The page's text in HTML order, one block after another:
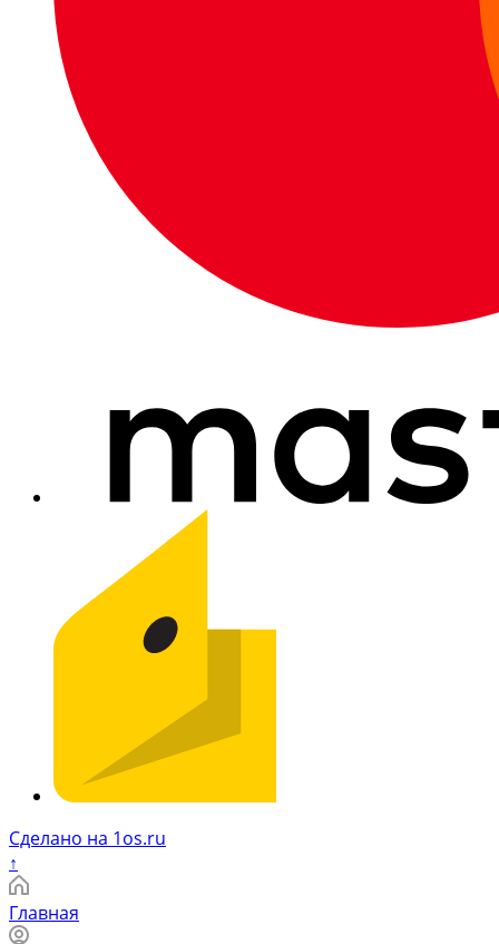
Сделано на 1os.ru
↑
Главная